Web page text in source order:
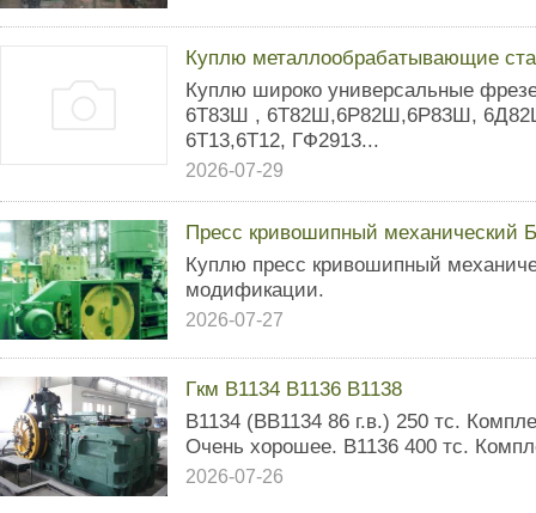
Куплю металлообрабатывающие
Куплю широко универсальные
6Т83Ш , 6Т82Ш,6Р82Ш,6Р83Ш,
6Т13,6Т12, ГФ2913...
2026-07-29
Пресс кривошипный механический
Куплю пресс кривошипный
модификации.
2026-07-27
Гкм В1134 В1136 В1138
В1134 (ВВ1134 86 г.в.) 250 тс.
Очень хорошее. В1136 400 тс.
2026-07-26